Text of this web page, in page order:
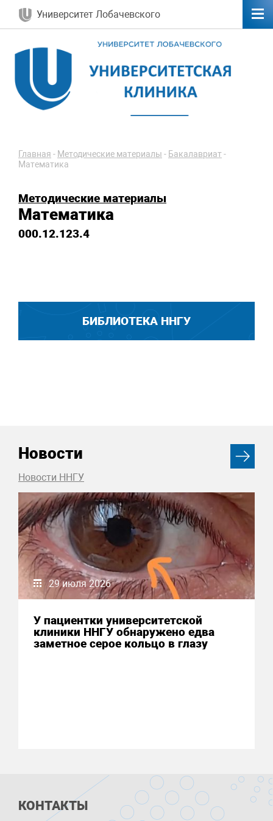
Университет Лобачевского
Главная - Методические материалы - Бакалавриат-
Математика
Методические материалы
Математика
000.12.123.4
БИБЛИОТЕКА ННГУ
Новости
Новости ННГУ
29 июля 2026
У пациентки университетской
клиники ННГУ обнаружено едва
заметное серое кольцо в глазу
КОНТАКТЫ